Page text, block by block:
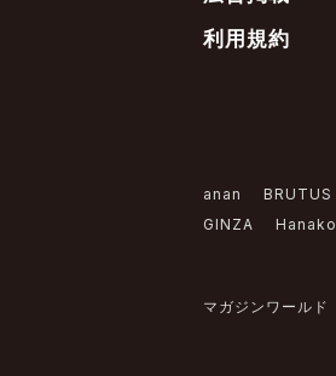
利用規約
anan BRUTUS
GINZA
Hanako
マガジンワールド